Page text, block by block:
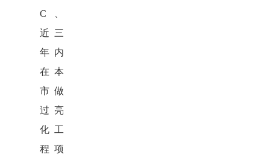
C、
近三
年内
在本
市做
过亮
化工
程项